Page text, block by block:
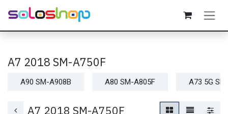
Passa al contenuto
A7 2018 SM-A750F
A90 SM-A908B A80 SM-A805F A73 5G
A7 2018 SM-A750F